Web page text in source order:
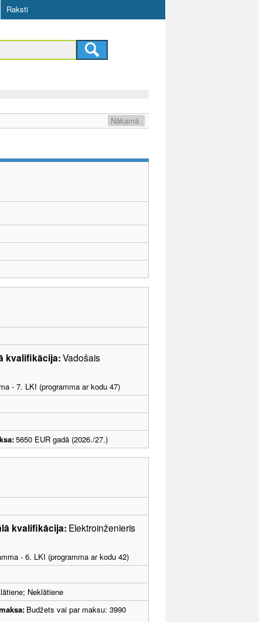
Raksti
Nākamā
kvalifikācija:Vadošais
- 7. LKI (programma ar kodu 47)
5650 EUR gadā (2026./27.)
kvalifikācija: Elektroinženieris
- 6. LKI (programma ar kodu 42)
Neklātiene
Budžets vai par maksu: 3990